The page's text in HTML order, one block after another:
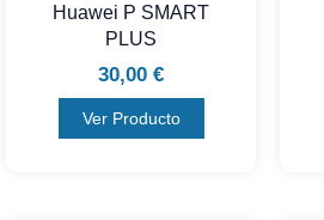
Huawei P SMART
PLUS
30,00 €
Ver Producto